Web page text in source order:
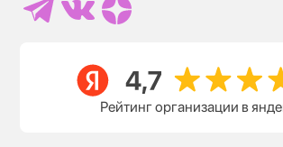
Рейтинг организации в